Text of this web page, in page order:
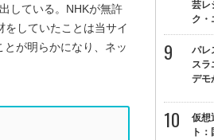
している。NHKが無許
していたことは当サイ
が明らかになり、ネッ
芸レ
ク・
パレ
スラ
デモ
仮想
ト